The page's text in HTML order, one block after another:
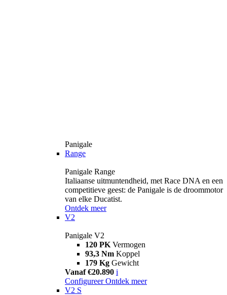
Panigale
Range
Panigale Range
Italiaanse uitmuntendheid, met Race DNA en een
competitieve geest: de Panigale is de droommotor
van elke Ducatist.
Ontdek meer
V2
Panigale V2
120 PK Vermogen
93,3 Nm Koppel
179 Kg Gewicht
Vanaf €20.890 i
Configureer Ontdek meer
V2 S